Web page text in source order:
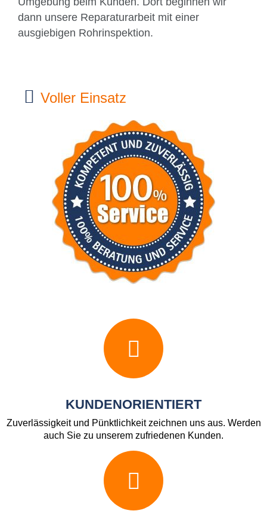
dann unsere Reparaturarbeit mit einer
ausgiebigen Rohrinspektion.
Voller Einsatz
KUNDENORIENTIERT
Zuverlässigkeit und Pünktlichkeit zeichnen uns aus. Werden
auch Sie zu unserem zufriedenen Kunden.